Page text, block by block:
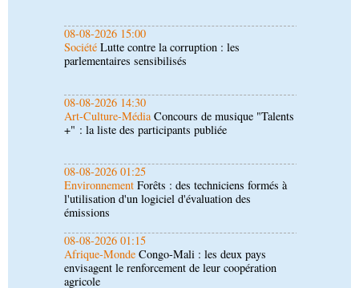
08-08-2026 14:30
Art-Culture-MédiaConcours de musique "Talents
+" : la liste des participants publiée
08-08-2026 01:25
EnvironnementForêts : des techniciens formés à
l'utilisation d'un logiciel d'évaluation des
08-08-2026 01:15
Afrique-MondeCongo-Mali : les deux pays
envisagent le renforcement de leur coopération
agricole
08-08-2026 01:13
ÉconomieMarché boursier : la Banque postale du
Congo officialise son entrée à la BVMAC